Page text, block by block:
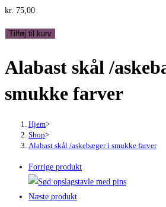
kr. 75,00
Alabast
/askebæger
smukke
Tilføj til kurv
Alabast skål /
smukke farver
Hjem>
Shop>
Alabast skål /askebæger i smukke farver
Forrige produkt
Næste produkt